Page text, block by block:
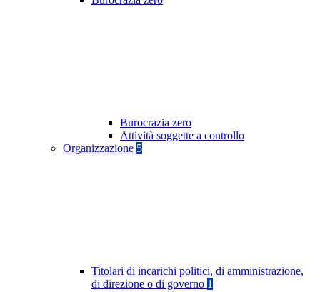
Burocrazia zero
Attività soggette a controllo
Organizzazione 5
Titolari di incarichi politici, di amministrazione,
di direzione o di governo 1